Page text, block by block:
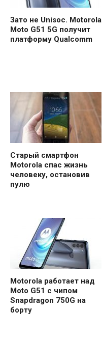
Зато не Unisoc. Motorola
Moto G51 5G получит
платформу Qualcomm
Старый смартфон
Motorola спас жизнь
человеку, остановив
пулю
Motorola работает над
Moto G51 c чипом
Snapdragon 750G на
борту